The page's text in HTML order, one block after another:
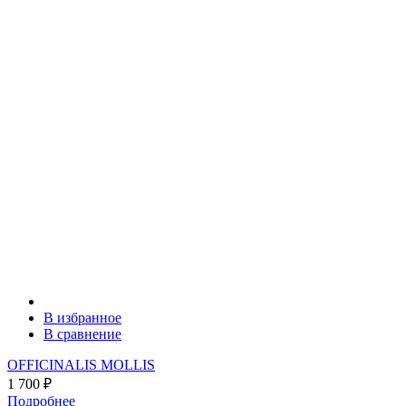
В избранное
В сравнение
OFFICINALIS MOLLIS
1 700 ₽
Подробнее